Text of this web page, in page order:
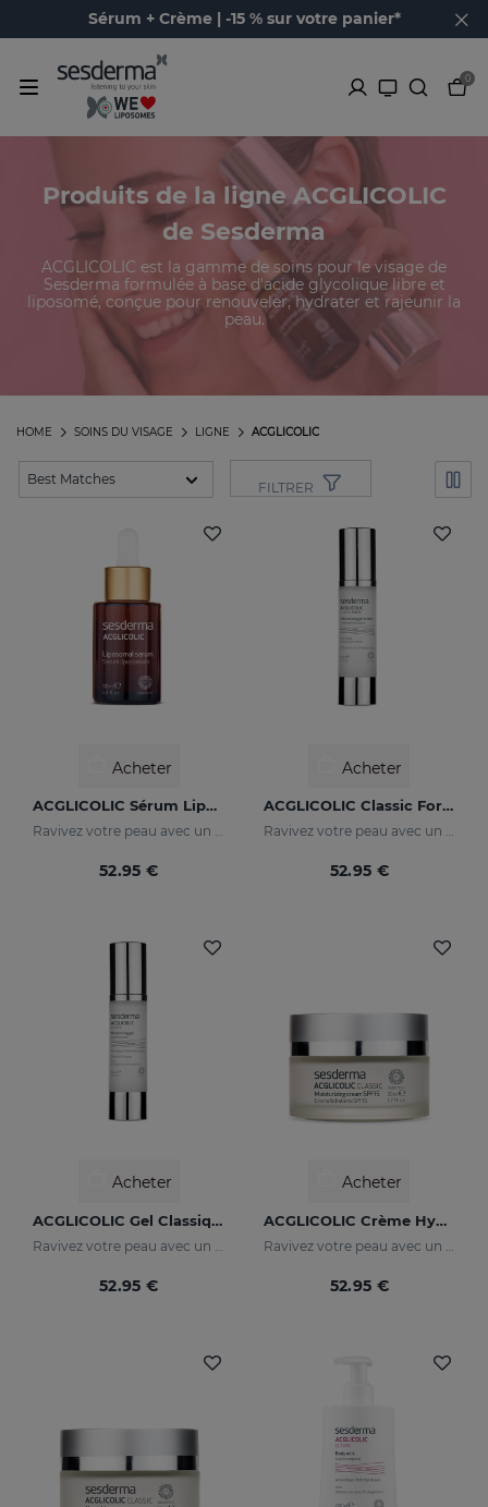
Sérum + Crème | -15 % sur votre panier*
0
Produits de la ligne ACGLICOLIC
de Sesderma
ACGLICOLIC est la gamme de soins pour le visage de
Sesderma formulée à base d'acide glycolique libre et
liposomé, conçue pour renouveler, hydrater et rajeunir la
peau.
ACGLICOLIC
LIGNE
SOINS DU VISAGE
HOME
FILTRER
Acheter
ACGLICOLIC Sérum Liposomal
Ravivez votre peau avec un niveau d’efficacité jamais égalé
52.95 €
Acheter
ACGLICOLIC Classic Forte Gel-Crème
Ravivez votre peau avec un niveau d’efficacité jamais égalé
52.95 €
Acheter
ACGLICOLIC Gel Classique
52.95 €
Acheter
ACGLICOLIC Crème Hydratante Classique
52.95 €